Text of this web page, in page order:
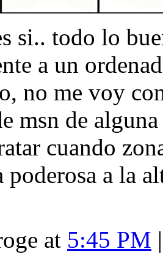
si.. todo lo
a un
no me voy
msn de
cuando
a la
at 5:45 PM